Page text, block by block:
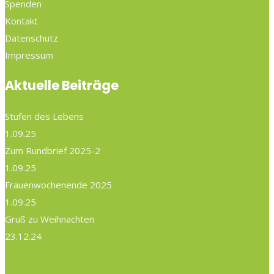
Spenden
Kontakt
Datenschutz
Impressum
Aktuelle Beiträge
Stufen des Lebens
1.09.25
Zum Rundbrief 2025-2
1.09.25
Frauenwochenende 2025
1.09.25
Gruß zu Weihnachten
23.12.24